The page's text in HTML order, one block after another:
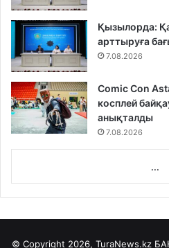
Қызылорда:
арттыруға
7.08.2026
Comic Con
косплей
анықталды
7.08.2026
...
© Copyright 2026, TuraNews.kz БАҚ